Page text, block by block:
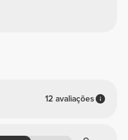
12 avaliações